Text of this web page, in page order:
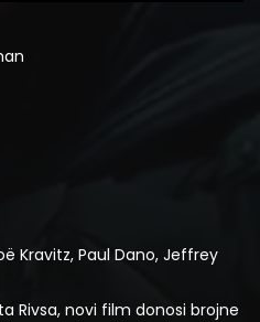
Kravitz, Paul Dano, Jeffrey
Rivsa, novi film donosi brojne